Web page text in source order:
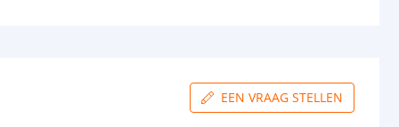
EEN VRAAG STELLEN